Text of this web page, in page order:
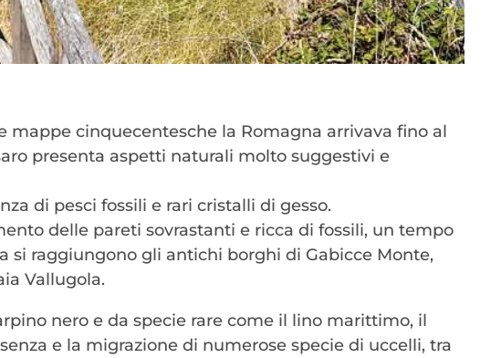
mappe cinquecentesche la Romagna arrivava fino al
presenta aspetti naturali molto suggestivi e
di pesci fossili e rari cristalli di gesso.
delle pareti sovrastanti e ricca di fossili, un tempo
si raggiungono gli antichi borghi di Gabicce Monte,
Vallugola.
nero e da specie rare come il lino marittimo, il
e la migrazione di numerose specie di uccelli, tra